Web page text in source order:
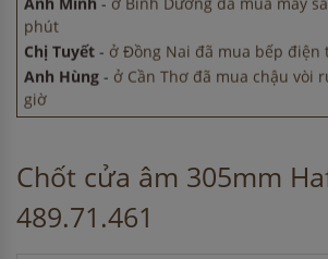
Chị Tuyết - ở Đồng Nai đã mua bếp điện
Anh Hùng
giờ
Anh Tuấn - ở TP. Hồ Chí Minh đã mua
45 phút
Anh Minh-ở Bình Dương đã mua máy
phút
Chị Tuyết -ở Đồng Nai đã mua bếp điện
Chốt cửa âm 305mm
489.71.461